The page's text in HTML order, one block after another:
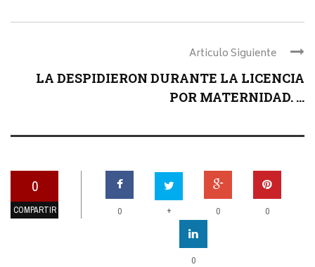
Articulo Siguiente
LA DESPIDIERON DURANTE LA LICENCIA
POR MATERNIDAD. ...
0
COMPARTIR 0 + 0 0
0